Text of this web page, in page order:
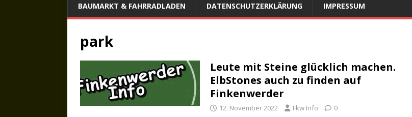
BAUMARKT & FAHRRADLADEN DATENSCHUTZERKLÄRUNG IMPRESSUM
park
Leute mit Steine glücklich machen.
ElbStones auch zu finden auf
Finkenwerder
12. November 2022 Fkw Info 0